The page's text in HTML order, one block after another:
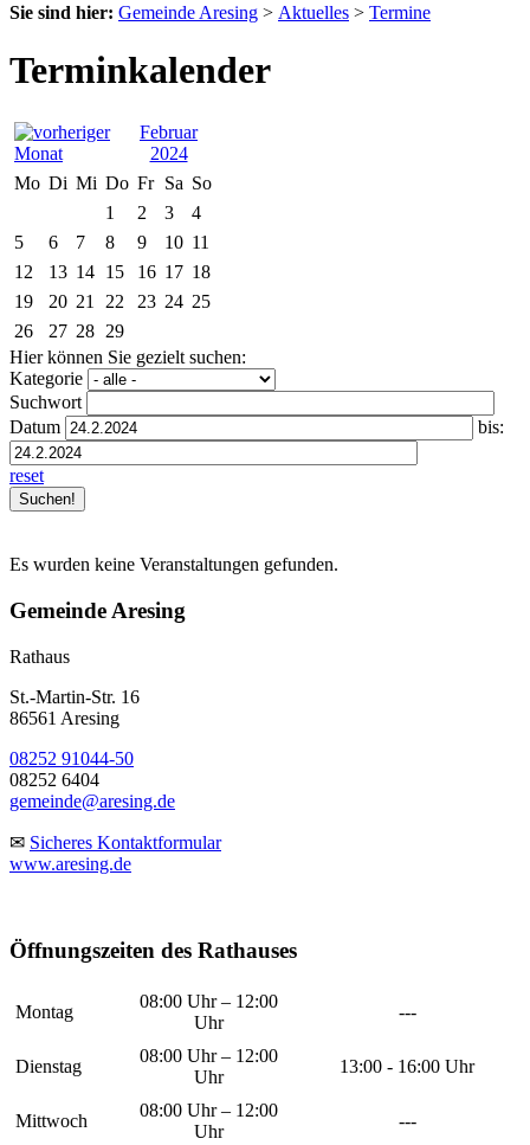
Sie sind hier: Gemeinde Aresing > Aktuelles > Termine
Terminkalender
Februar
2024
Mo Di Mi Do Fr Sa So
1
2 3
4
5
6 7 8 9 10 11
12
13 14 15 16 17 18
19
20 21 22 23 24 25
26
27 28 29
Hier können Sie gezielt suchen:
Kategorie
Suchwort
Datum
bis:
reset
Es wurden keine Veranstaltungen gefunden.
Gemeinde Aresing
Rathaus
St.-Martin-Str. 16
86561 Aresing
08252 91044-50
08252 6404
gemeinde@aresing.de
✉ Sicheres Kontaktformular
www.aresing.de
Öffnungszeiten des Rathauses
Montag
08:00 Uhr – 12:00
Uhr
---
Dienstag
08:00 Uhr – 12:00
Uhr
13:00 - 16:00 Uhr
Mittwoch
08:00 Uhr – 12:00
Uhr
---